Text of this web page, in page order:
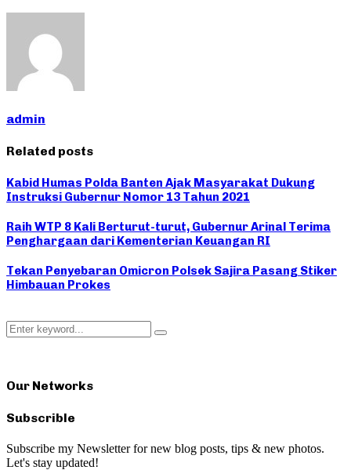
admin
Related posts
Kabid Humas Polda Banten Ajak Masyarakat Dukung
Instruksi Gubernur Nomor 13 Tahun 2021
Raih WTP 8 Kali Berturut-turut, Gubernur Arinal Terima
Penghargaan dari Kementerian Keuangan RI
Tekan Penyebaran Omicron Polsek Sajira Pasang Stiker
Himbauan Prokes
Search
for:
Search
Our Networks
Subscrible
Subscribe my Newsletter for new blog posts, tips & new photos.
Let's stay updated!